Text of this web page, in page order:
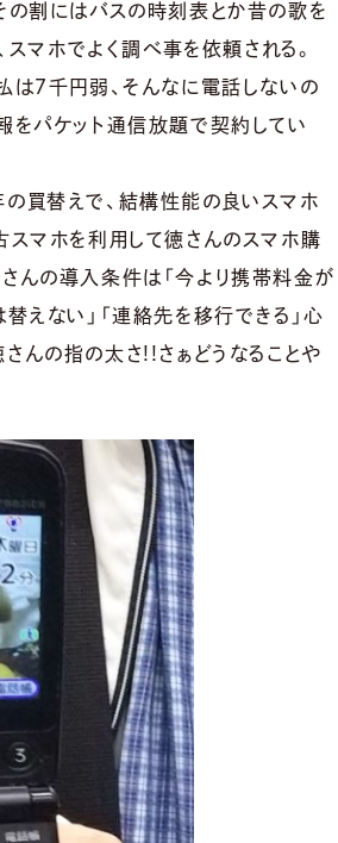
の割にはバスの時刻表とか昔の歌を
マホでよく調べ事を依頼される。
は７千円弱、そんなに電話しないの
をパケット通信放題で契約してい
買替えで、結構性能の良いスマホ
スマホを利用して徳さんのスマホ購
んの導入条件は「今より携帯料金が
替えない」「連絡先を移行できる」心
んの指の太さ!!さぁどうなることや